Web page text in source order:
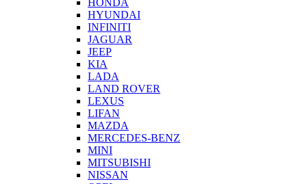
HONDA
HYUNDAI
INFINITI
JAGUAR
JEEP
KIA
LADA
LAND ROVER
LEXUS
LIFAN
MAZDA
MERCEDES-BENZ
MINI
MITSUBISHI
NISSAN